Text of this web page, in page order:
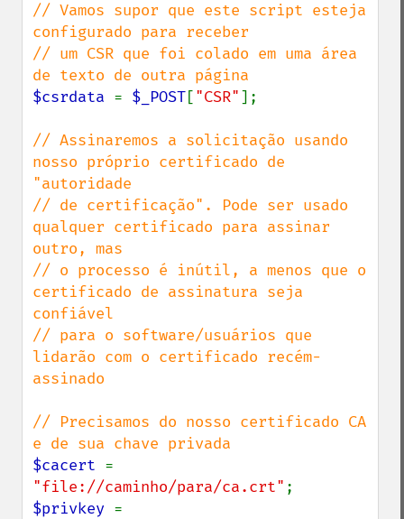
// Vamos supor que este script esteja
configurado para receber
// um CSR que foi colado em uma área
$csrdata = $_POST["CSR"];
// Assinaremos a solicitação usando
nosso próprio certificado de
"autoridade
// de certificação". Pode ser usado
qualquer certificado para assinar
outro, mas
// o processo é inútil, a menos que o
certificado de assinatura seja
confiável
// para o software/usuários que
lidarão com o certificado recém-
assinado
// Precisamos do nosso certificado CA
$cacert
"file://caminho/para/ca.crt"
$privkey =